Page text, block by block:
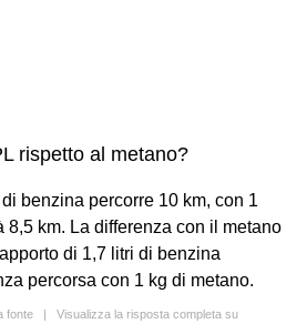
rispetto al metano?
benzina percorre 10 km, con 1
8,5 km. La differenza con il metano
di 1,7 litri di benzina
percorsa con 1 kg di metano.
fonte | Visualizza la risposta completa su